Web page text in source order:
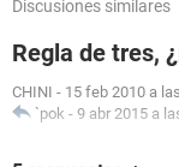
Discusiones similares
Regla de tres,
CHINI - 15 feb 2010 a
`pok - 9 abr 2015 a